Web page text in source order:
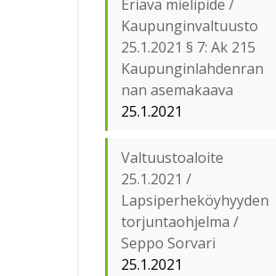
Eriävä mielipide /
Kaupunginvaltuusto
25.1.2021 § 7: Ak 215
Kaupunginlahdenran
nan asemakaava
25.1.2021
Valtuustoaloite
25.1.2021 /
Lapsiperheköyhyyden
torjuntaohjelma /
Seppo Sorvari
25.1.2021